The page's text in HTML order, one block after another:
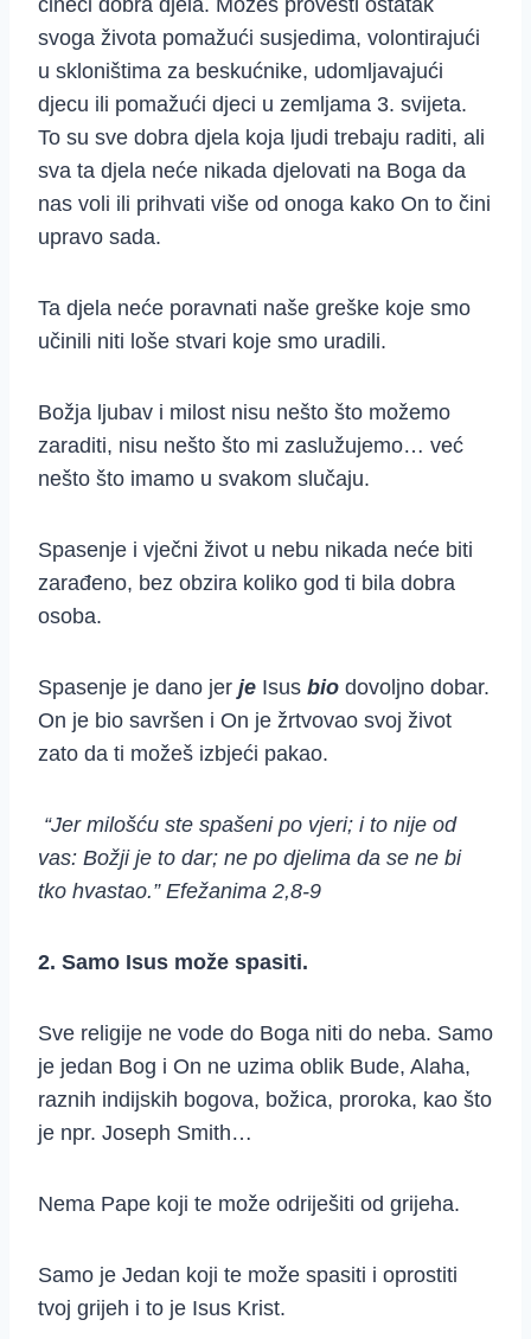
čineći dobra djela. Možeš provesti ostatak
svoga života pomažući susjedima, volontirajući
u skloništima za beskućnike, udomljavajući
djecu ili pomažući djeci u zemljama 3. svijeta.
To su sve dobra djela koja ljudi trebaju raditi, ali
sva ta djela neće nikada djelovati na Boga da
nas voli ili prihvati više od onoga kako On to čini
upravo sada.
Ta djela neće poravnati naše greške koje smo
učinili niti loše stvari koje smo uradili.
Božja ljubav i milost nisu nešto što možemo
zaraditi, nisu nešto što mi zaslužujemo… već
nešto što imamo u svakom slučaju.
Spasenje i vječni život u nebu nikada neće biti
zarađeno, bez obzira koliko god ti bila dobra
osoba.
Spasenje je dano jer je Isus bio dovoljno dobar.
On je bio savršen i On je žrtvovao svoj život
zato da ti možeš izbjeći pakao.
“Jer milošću ste spašeni po vjeri; i to nije od
vas: Božji je to dar; ne po djelima da se ne bi
tko hvastao.” Efežanima 2,8-9
2. Samo Isus može spasiti.
Sve religije ne vode do Boga niti do neba. Samo
je jedan Bog i On ne uzima oblik Bude, Alaha,
raznih indijskih bogova, božica, proroka, kao što
je npr. Joseph Smith…
Nema Pape koji te može odriješiti od grijeha.
Samo je Jedan koji te može spasiti i oprostiti
tvoj grijeh i to je Isus Krist.